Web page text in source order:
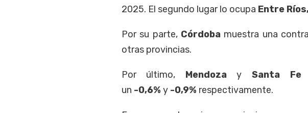
2025. El segundo lugar lo ocupa Entre
Por su parte, Córdobamuestra una
otras provincias.
Por último, MendozaySanta Fe
un -0,6% y-0,9% respectivamente.